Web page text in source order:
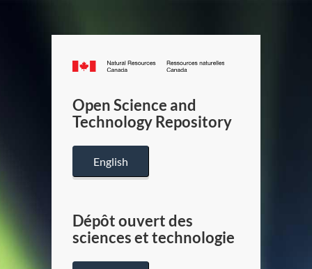
Canada.ca
/
Canada
Open Science and
Technology Repository
English
Dépôt ouvert des
sciences et technologie